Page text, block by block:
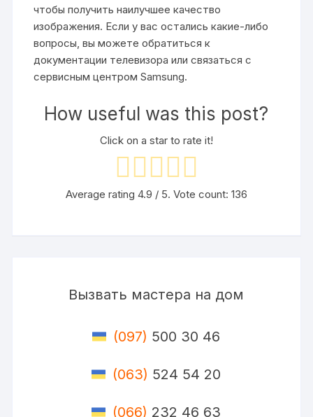
чтобы получить наилучшее качество
изображения. Если у вас остались какие-либо
вопросы, вы можете обратиться к
документации телевизора или связаться с
сервисным центром Samsung.
How useful was this post?
Click on a star to rate it!
Average rating 4.9 / 5. Vote count: 136
Вызвать мастера на дом
(097) 500 30 46
(063) 524 54 20
(066) 232 46 63